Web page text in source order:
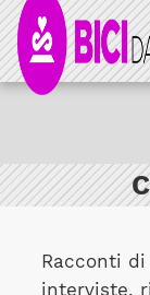
Racconti
interviste,